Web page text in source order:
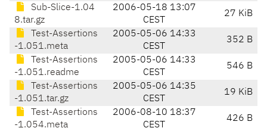
Sub-Slice-1.04
8.tar.gz
2006-05-18 13:07
CEST
27 KiB
Test-Assertions
-1.051.meta
2005-05-06 14:33
CEST
352 B
Test-Assertions
-1.051.readme
2005-05-06 14:33
CEST
546 B
Test-Assertions
-1.051.tar.gz
2005-05-06 14:35
CEST
19 KiB
Test-Assertions
-1.054.meta
2006-08-10 18:37
CEST
426 B